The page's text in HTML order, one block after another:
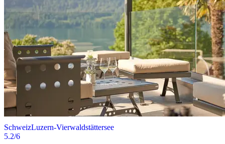
SchweizLuzern-Vierwaldstättersee
5.2/6